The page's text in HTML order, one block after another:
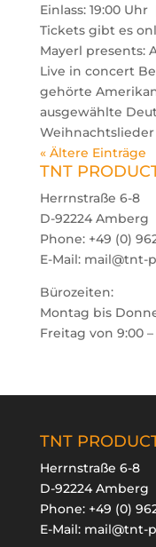
Einlass: 19:00
Tickets gibt es
Mayerl presents: A
Live in concert
gehörte
ausgewählte
Weihnachtslieder
« Ältere Einträge
TNT
Herrnstraße 6-8
D-92224 Amberg
Phone: +49 (0)
E-Mail: mail@tnt-
Bürozeiten:
Montag bis
Freitag von 9:00 –
TNT
Herrnstraße 6-8
D-92224 Amberg
Phone: +49 (0)
E-Mail: mail@tnt-